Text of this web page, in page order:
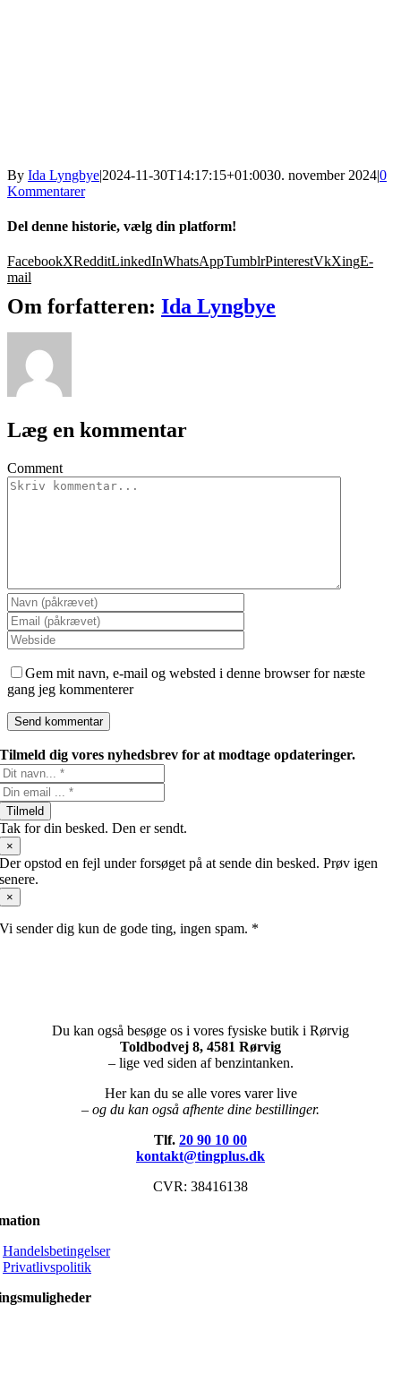
By Ida Lyngbye|2024-11-30T14:17:15+01:0030. november 2024|0
Kommentarer
Del denne historie, vælg din platform!
FacebookXRedditLinkedInWhatsAppTumblrPinterestVkXingE-
mail
Om forfatteren: Ida Lyngbye
Læg en kommentar
Comment
Gem mit navn, e-mail og websted i denne browser for næste
gang jeg kommenterer
Tilmeld dig vores nyhedsbrev for at modtage opdateringer.
Tilmeld
Tak for din besked. Den er sendt.
×
Der opstod en fejl under forsøget på at sende din besked. Prøv igen
senere.
×
Vi sender dig kun de gode ting, ingen spam. *
Du kan også besøge os i vores fysiske butik i Rørvig
Toldbodvej 8, 4581 Rørvig
– lige ved siden af benzintanken.
Her kan du se alle vores varer live
– og du kan også afhente dine bestillinger.
Tlf. 20 90 10 00
kontakt@tingplus.dk
CVR: 38416138
Handelsbetingelser
Privatlivspolitik